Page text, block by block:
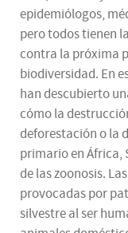
epidemiólogos,
pero todos tienen
contra la próxima
biodiversidad. En
han descubierto
cómo la
deforestación o la
primario en África,
de las zoonosis.
provocadas por
silvestre al ser